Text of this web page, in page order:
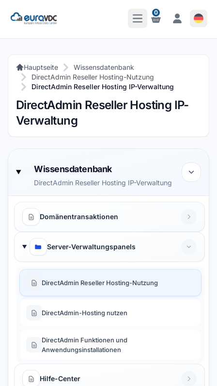
Hauptmenü öffnen
Benachrichtigungen
0
Hauptseite
Wissensdatenbank
DirectAdmin Reseller Hosting-Nutzung
DirectAdmin Reseller Hosting IP-Verwaltung
DirectAdmin Reseller Hosting IP-
Verwaltung
Wissensdatenbank
DirectAdmin Reseller Hosting IP-Verwaltung
Domänentransaktionen
Server-Verwaltungspanels
DirectAdmin Reseller Hosting-Nutzung
DirectAdmin-Hosting nutzen
DirectAdmin Funktionen und
Anwendungsinstallationen
Hilfe-Center